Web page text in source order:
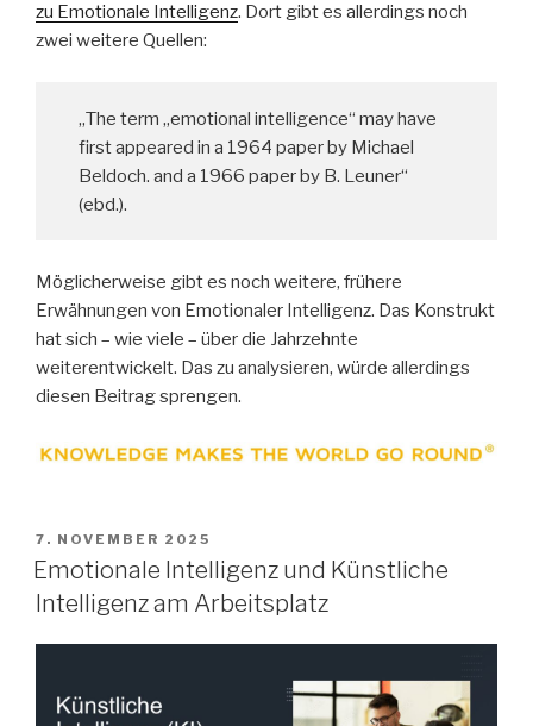
zu Emotionale Intelligenz. Dort gibt es allerdings noch
zwei weitere Quellen:
„The term „emotional intelligence“ may have
first appeared in a 1964 paper by Michael
Beldoch. and a 1966 paper by B. Leuner“
(ebd.).
Möglicherweise gibt es noch weitere, frühere
Erwähnungen von Emotionaler Intelligenz. Das Konstrukt
hat sich – wie viele – über die Jahrzehnte
weiterentwickelt. Das zu analysieren, würde allerdings
diesen Beitrag sprengen.
VERÖFFENTLICHT
AM
7. NOVEMBER 2025
Emotionale Intelligenz und Künstliche
Intelligenz am Arbeitsplatz